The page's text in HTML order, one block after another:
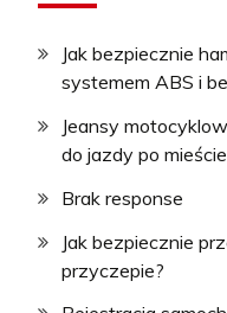
Jak bezpiecznie
systemem ABS i
Jeansy
do jazdy po mieście
Brak response
Jak bezpiecznie
przyczepie?